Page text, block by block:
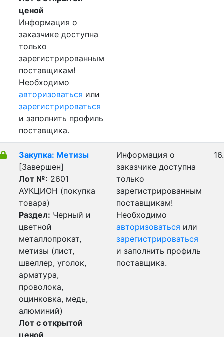
ценой
Информация о
заказчике доступна
только
зарегистрированным
поставщикам!
Необходимо
авторизоваться или
зарегистрироваться
и заполнить профиль
поставщика.
Закупка: Метизы
[Завершен]
Лот №: 2601
АУКЦИОН (покупка
товара)
Раздел: Черный и
цветной
металлопрокат,
метизы (лист,
швеллер, уголок,
арматура,
проволока,
оцинковка, медь,
алюминий)
Лот с открытой
ценой
Информация о
заказчике доступна
только
зарегистрированным
поставщикам!
Необходимо
авторизоваться или
зарегистрироваться
и заполнить профиль
поставщика.